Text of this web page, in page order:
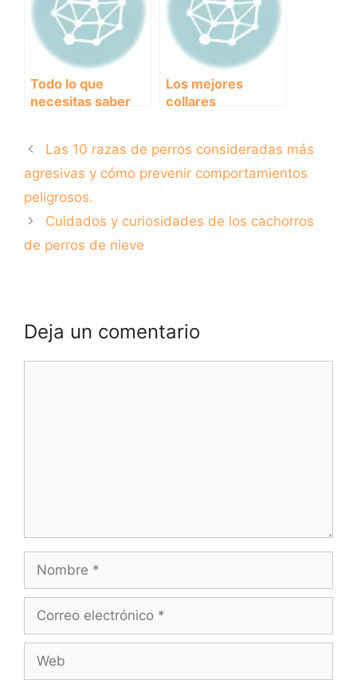
Todo lo que
necesitas saber
para perros: Tipos,
recomendaciones
y cuidados
Los mejores
collares
para entrenar a tu
perro
Las 10 razas de perros consideradas más
agresivas y cómo prevenir comportamientos
peligrosos.
Cuidados y curiosidades de los cachorros
de perros de nieve
Deja un comentario